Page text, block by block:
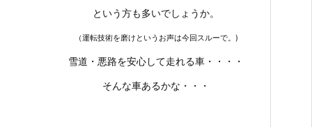
という方も多いでしょうか。
（運転技術を磨けというお声は今回スルーで。)
雪道・悪路を安心して走れる車・・・・
そんな車あるかな・・・